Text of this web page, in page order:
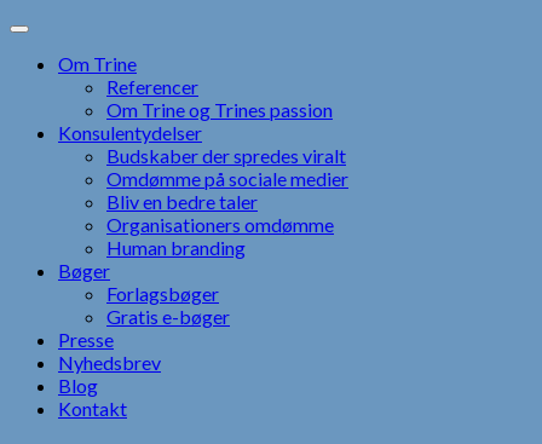
Skip
contentOm Trine
Referencer
Om Trine og Trines passion
Konsulentydelser
Budskaber der spredes viralt
Omdømme på sociale medier
Bliv en bedre taler
Organisationers omdømme
Human branding
Bøger
Forlagsbøger
Gratis e-bøger
Presse
Nyhedsbrev
Blog
Kontakt